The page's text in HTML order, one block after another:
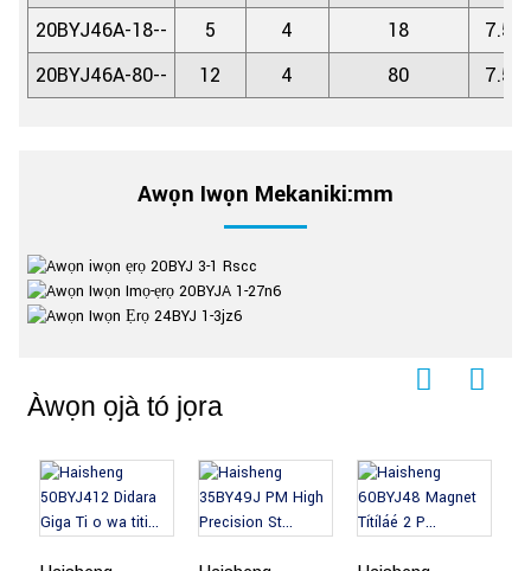
20BYJ46A-18-- 5 4 18
7.5/
20BYJ46A-80--
12 4 80 7.5/
Awọn Iwọn Mekaniki:mm
Àwọn ọjà tó jọra